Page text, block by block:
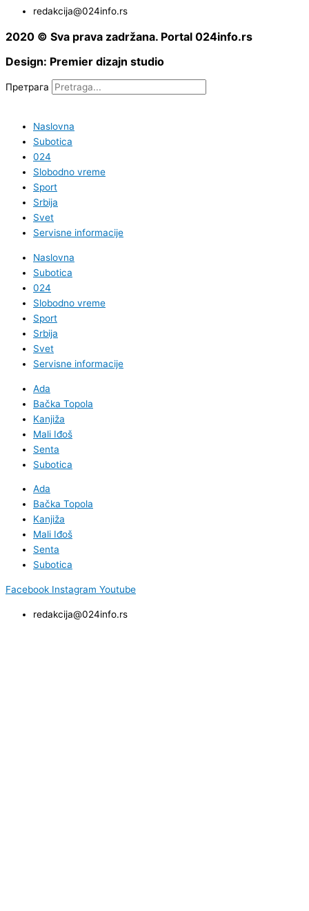
redakcija@024info.rs
2020 © Sva prava zadržana. Portal 024info.rs
Design: Premier dizajn studio
Претрага
Naslovna
Subotica
024
Slobodno vreme
Sport
Srbija
Svet
Servisne informacije
Naslovna
Subotica
024
Slobodno vreme
Sport
Srbija
Svet
Servisne informacije
Ada
Bačka Topola
Kanjiža
Mali Iđoš
Senta
Subotica
Ada
Bačka Topola
Kanjiža
Mali Iđoš
Senta
Subotica
Facebook Instagram Youtube
redakcija@024info.rs